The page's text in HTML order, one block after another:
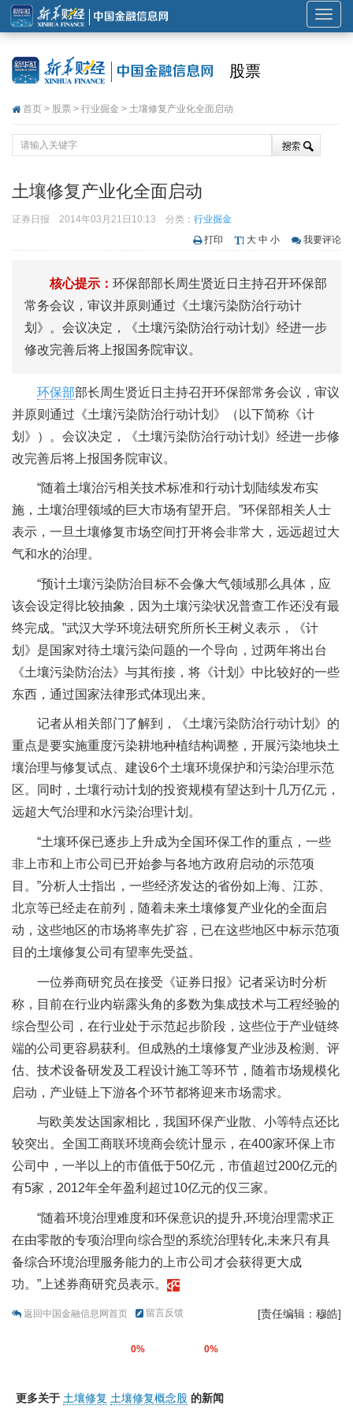
展
开
股票
首页 > 股票 > 行业掘金 > 土壤修复产业化全面启动
土壤修复产业化全面启动
证券日报 2014年03月21日10:13 分类： 行业掘金
打印
大 中 小 我要评论
核心提示： 环保部部长周生贤近日主持召开环保部
常务会议，审议并原则通过《土壤污染防治行动计
划》。会议决定，《土壤污染防治行动计划》经进一步
修改完善后将上报国务院审议。
环保部部长周生贤近日主持召开环保部常务会议，审议
并原则通过《土壤污染防治行动计划》（以下简称《计
划》）。会议决定，《土壤污染防治行动计划》经进一步修
改完善后将上报国务院审议。
“随着土壤治污相关技术标准和行动计划陆续发布实
施，土壤治理领域的巨大市场有望开启。”环保部相关人士
表示，一旦土壤修复市场空间打开将会非常大，远远超过大
气和水的治理。
“预计土壤污染防治目标不会像大气领域那么具体，应
该会设定得比较抽象，因为土壤污染状况普查工作还没有最
终完成。”武汉大学环境法研究所所长王树义表示，《计
划》是国家对待土壤污染问题的一个导向，过两年将出台
《土壤污染防治法》与其衔接，将《计划》中比较好的一些
东西，通过国家法律形式体现出来。
记者从相关部门了解到，《土壤污染防治行动计划》的
重点是要实施重度污染耕地种植结构调整，开展污染地块土
壤治理与修复试点、建设6个土壤环境保护和污染治理示范
区。同时，土壤行动计划的投资规模有望达到十几万亿元，
远超大气治理和水污染治理计划。
“土壤环保已逐步上升成为全国环保工作的重点，一些
非上市和上市公司已开始参与各地方政府启动的示范项
目。”分析人士指出，一些经济发达的省份如上海、江苏、
北京等已经走在前列，随着未来土壤修复产业化的全面启
动，这些地区的市场将率先扩容，已在这些地区中标示范项
目的土壤修复公司有望率先受益。
一位券商研究员在接受《证券日报》记者采访时分析
称，目前在行业内崭露头角的多数为集成技术与工程经验的
综合型公司，在行业处于示范起步阶段，这些位于产业链终
端的公司更容易获利。但成熟的土壤修复产业涉及检测、评
估、技术设备研发及工程设计施工等环节，随着市场规模化
启动，产业链上下游各个环节都将迎来市场需求。
与欧美发达国家相比，我国环保产业散、小等特点还比
较突出。全国工商联环境商会统计显示，在400家环保上市
公司中，一半以上的市值低于50亿元，市值超过200亿元的
有5家，2012年全年盈利超过10亿元的仅三家。
“随着环境治理难度和环保意识的提升,环境治理需求正
在由零散的专项治理向综合型的系统治理转化,未来只有具
备综合环境治理服务能力的上市公司才会获得更大成
功。”上述券商研究员表示。
返回中国金融信息网首页 留言反馈 [责任编辑：穆皓]
0% 0%
更多关于 土壤修复 土壤修复概念股 的新闻